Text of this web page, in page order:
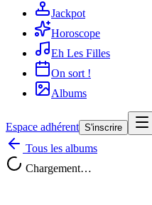
Jackpot
Horoscope
Eh Les Filles
On sort !
Albums
Espace adhérent S'inscrire
Tous les albums
Chargement…